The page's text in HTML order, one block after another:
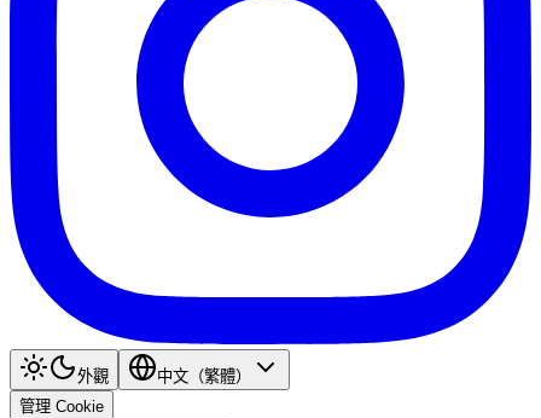
外觀
中文（繁體）
管理 Cookie